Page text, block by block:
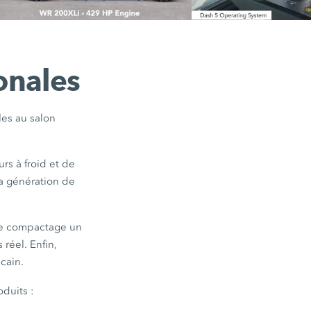
au salon
à froid et de
génération de
compactage un
réel. Enfin,
: